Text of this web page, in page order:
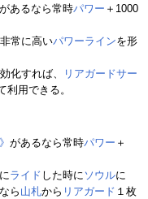
があるなら常時パワー ＋1000
常に高いパワーラインを形
化すれば、
リアガードサー
利用できる。
があるなら常時パワー ＋
ライド した時に ソウルに
ら 山札から リアガード １枚